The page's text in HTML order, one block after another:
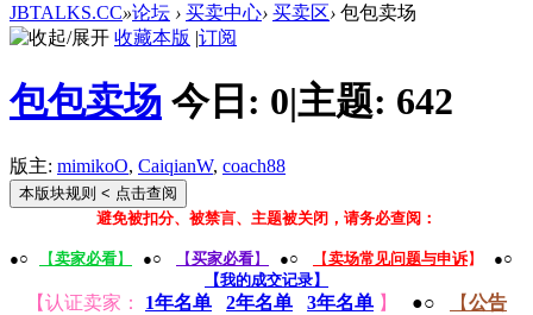
JBTALKS.CC»论坛 › 买卖中心› 买卖区› 包包卖场
收藏本版 |订阅
包包卖场 今日: 0|主题: 642
版主: mimikoO, CaiqianW, coach88
本版块规则 < 点击查阅
避免被扣分、被禁言、主题被关闭，请务必查阅：
●○ 【卖家必看】 ●○ 【买家必看】 ●○ 【卖场常见问题与申诉】
●○
【我的成交记录】
【认证卖家： 1年名单 2年名单 3年名单 】 ●○ 【公告